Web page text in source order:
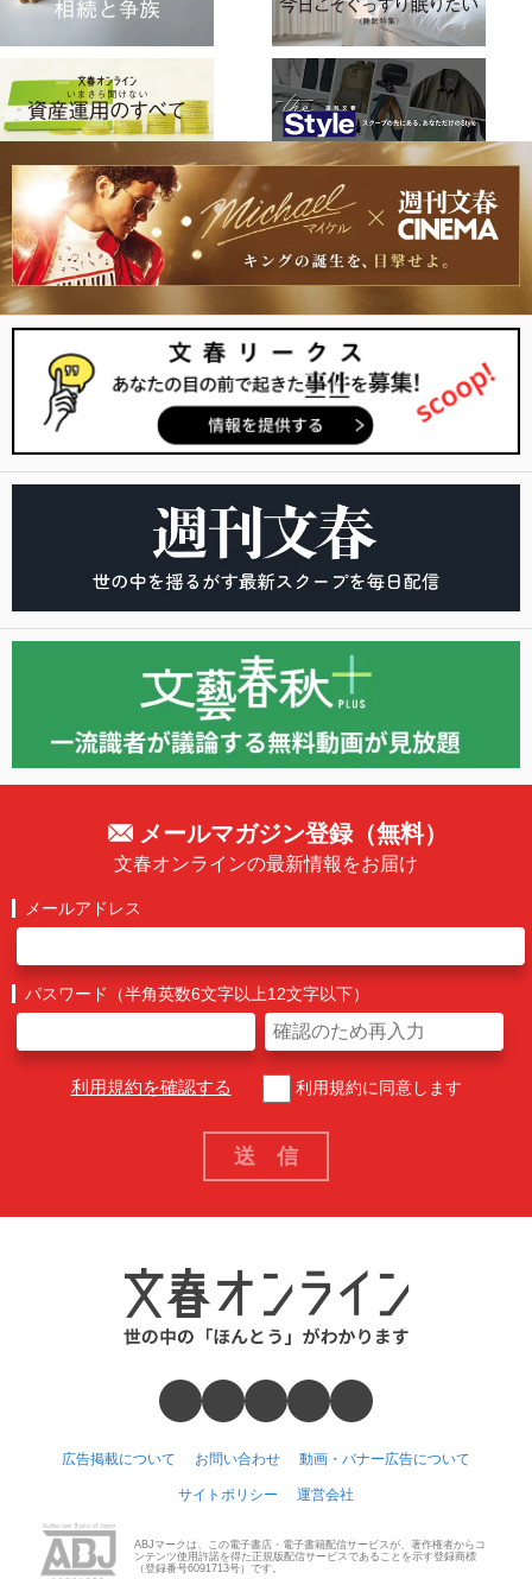
メールマガジン登録（無料）
文春オンラインの最新情報をお届け
メールアドレス
パスワード（半角英数6文字以上12文字以下）
利用規約を確認する 利用規約に同意します
広告掲載について お問い合わせ 動画・バナー広告について
サイトポリシー 運営会社
ABJマークは、この電子書店・電子書籍配信サービスが、著作権者からコ
ンテンツ使用許諾を得た正規版配信サービスであることを示す登録商標
（登録番号6091713号）です。